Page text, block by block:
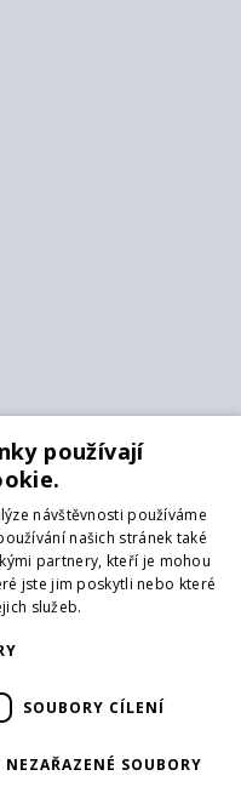
používají
návštěvnosti používáme
našich stránek také
partnery, kteří je mohou
jste jim poskytli nebo které
služeb.
SOUBORY CÍLENÍ
NEZAŘAZENÉ SOUBORY